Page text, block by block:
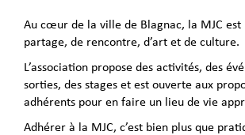
Au cœur de la ville de Blagnac, la MJC est
partage, de rencontre, d’art et de culture.
L’association propose des activités, des
sorties, des stages et est ouverte aux
adhérents pour en faire un lieu de vie
Adhérer à la MJC, c’est bien plus que